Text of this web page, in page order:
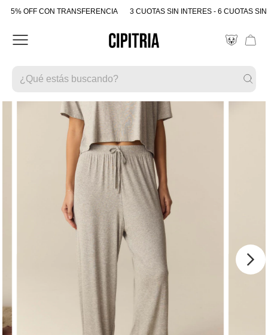
5% OFF CON TRANSFERENCIA 3 CUOTAS SIN INTERES - 6 CUOTAS